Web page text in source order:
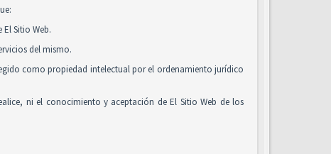
Sitio Web.
del mismo.
como propiedad intelectual por el ordenamiento jurídico
ni el conocimiento y aceptación de El Sitio Web de los